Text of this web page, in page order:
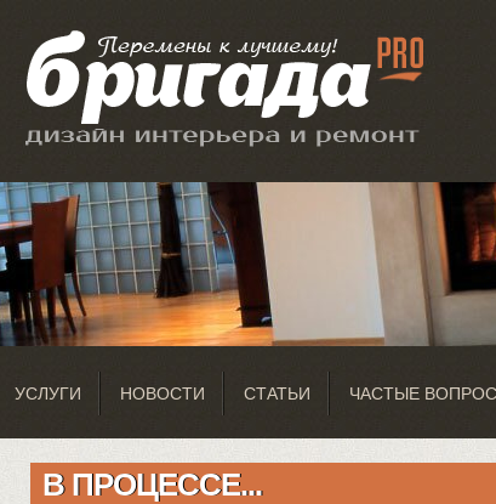
УСЛУГИ НОВОСТИ СТАТЬИ ЧАСТЫЕ
В ПРОЦЕССЕ...